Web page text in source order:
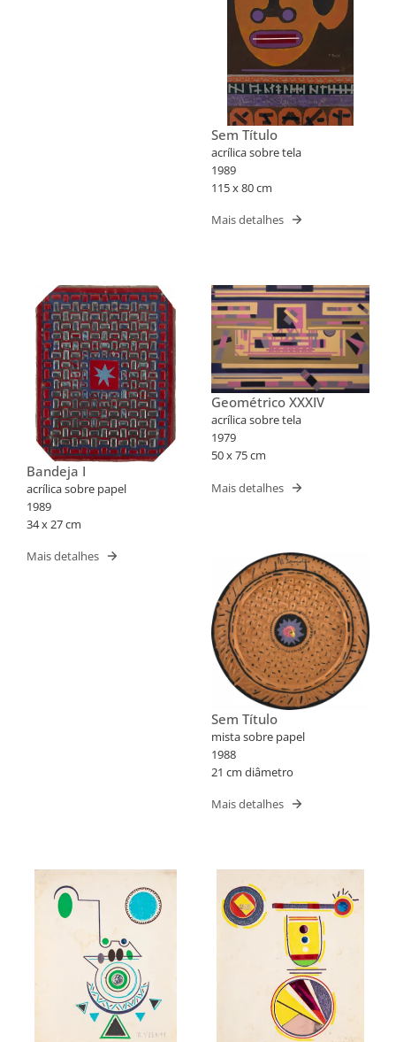
Sem Título
acrílica sobre tela
1989
115 x 80 cm
Mais detalhes
Bandeja I
acrílica sobre papel
1989
34 x 27 cm
Mais detalhes
Geométrico XXXIV
acrílica sobre tela
1979
50 x 75 cm
Mais detalhes
Sem Título
mista sobre papel
1988
21 cm diâmetro
Mais detalhes